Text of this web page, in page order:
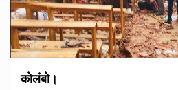
कोलंबो।